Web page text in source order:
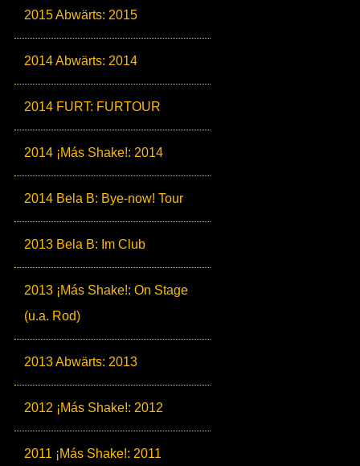
2015 Abwärts: 2015
2014 Abwärts: 2014
2014 FURT: FURTOUR
2014 ¡Más Shake!: 2014
2014 Bela B: Bye-now! Tour
2013 Bela B: Im Club
2013 ¡Más Shake!: On Stage
(u.a. Rod)
2013 Abwärts: 2013
2012 ¡Más Shake!: 2012
2011 ¡Más Shake!: 2011